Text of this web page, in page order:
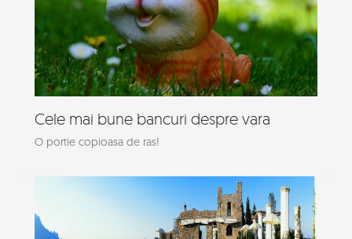
Cele mai bune bancuri despre vara
O portie copioasa de ras!